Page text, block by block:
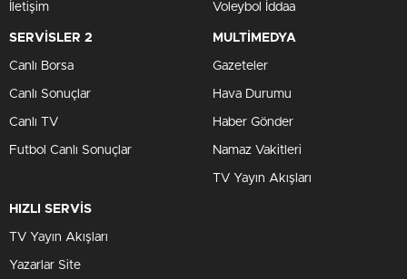
İletişim Voleybol İddaa
SERVİSLER 2
Canlı Borsa
Canlı Sonuçlar
Canlı TV
Futbol Canlı Sonuçlar
MULTİMEDYA
Gazeteler
Hava Durumu
Haber Gönder
Namaz Vakitleri
TV Yayın Akışları
HIZLI SERVİS
TV Yayın Akışları
Yazarlar Site